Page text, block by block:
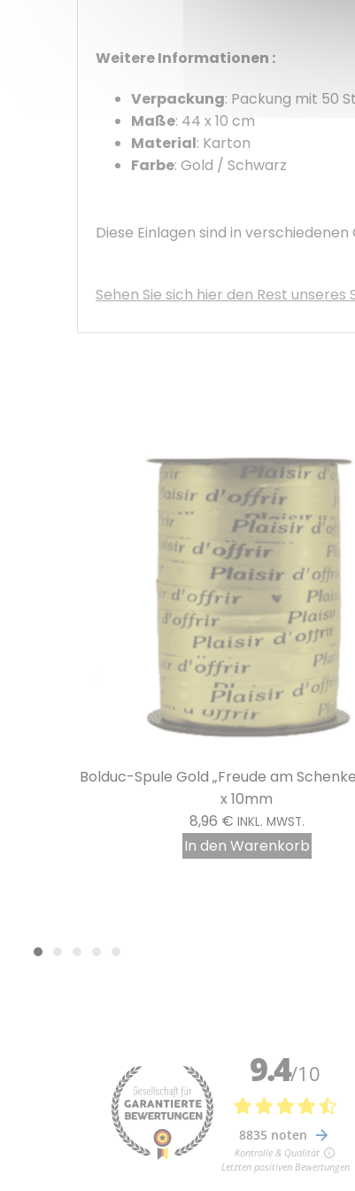
Weitere Informationen :
Verpackung: Packung mit 50
Maße: 44 x 10 cm
Material: Karton
Farbe: Gold / Schwarz
Diese Einlagen sind in
Sehen Sie sich hier den Rest
Rote Bolduc-Spule „Freude am
x 10mm
8,95 € INKL. MWST.
In den Warenkorb